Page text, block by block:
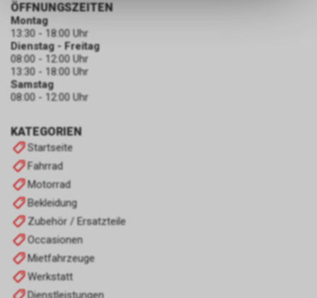
KATEGORIEN
Startseite
Fahrrad
Motorrad
Bekleidung
Zubehör / Ersatzteile
Occasionen
Mietfahrzeuge
Werkstatt
Dienstleistungen
ÖFFNUNGSZEITEN
Montag
13:30 - 18:00 Uhr
Dienstag - Freitag
08:00 - 12:00 Uhr
13:30 - 18:00 Uhr
Samstag
08:00 - 12:00 Uhr